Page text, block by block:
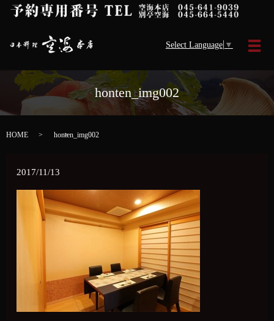
Select Language ▼
メ
honten_img002
HOME honten_img002
2017/11/13